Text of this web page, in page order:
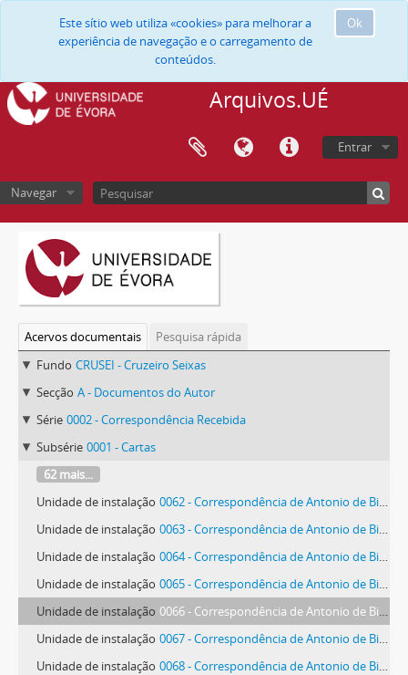
Ok
Este sítio web utiliza «cookies» para melhorar a
experiência de navegação e o carregamento de
conteúdos.
Arquivos.UÉ
Entrar
Navegar
Acervos documentais
Pesquisa rápida
Fundo CRUSEI - Cruzeiro Seixas
Secção A - Documentos do Autor
Série 0002 - Correspondência Recebida
Subsérie 0001 - Cartas
62 mais...
Unidade de instalação 0062 - Correspondência de Antonio de Bianchi
Unidade de instalação 0063 - Correspondência de Antonio de Bianchi
Unidade de instalação 0064 - Correspondência de Antonio de Bianchi
Unidade de instalação 0065 - Correspondência de Antonio de Bianchi
Unidade de instalação 0066 - Correspondência de Antonio de Bianchi
Unidade de instalação 0067 - Correspondência de Antonio de Bianchi
Unidade de instalação 0068 - Correspondência de Antonio de Bianchi